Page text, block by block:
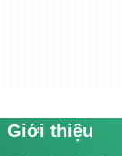
Giới thiệu